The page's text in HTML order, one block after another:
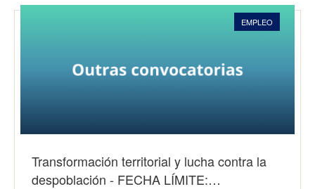
EMPLEO
Transformación territorial y lucha contra la
despoblación - FECHA LÍMITE:…